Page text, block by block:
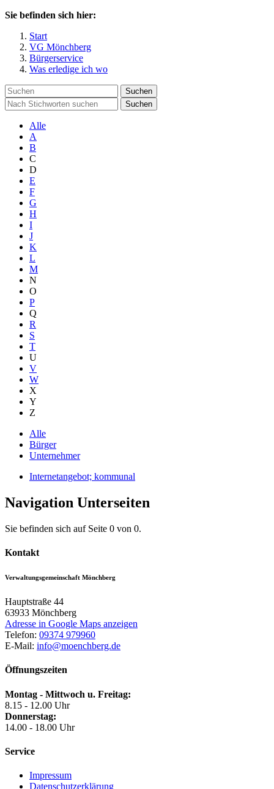
Sie befinden sich hier:
Start
VG Mönchberg
Bürgerservice
Was erledige ich wo
Suchen
Suchen
Alle
A
B
C
D
E
F
G
H
I
J
K
L
M
N
O
P
Q
R
S
T
U
V
W
X
Y
Z
Alle
Bürger
Unternehmer
Internetangebot; kommunal
Navigation Unterseiten
Sie befinden sich auf Seite 0 von 0.
Kontakt
Verwaltungsgemeinschaft Mönchberg
Hauptstraße 44
63933 Mönchberg
Adresse in Google Maps anzeigen
Telefon: 09374 979960
E-Mail: info@moenchberg.de
Öffnungszeiten
Montag - Mittwoch u. Freitag:
8.15 - 12.00 Uhr
Donnerstag:
14.00 - 18.00 Uhr
Service
Impressum
Datenschutzerklärung